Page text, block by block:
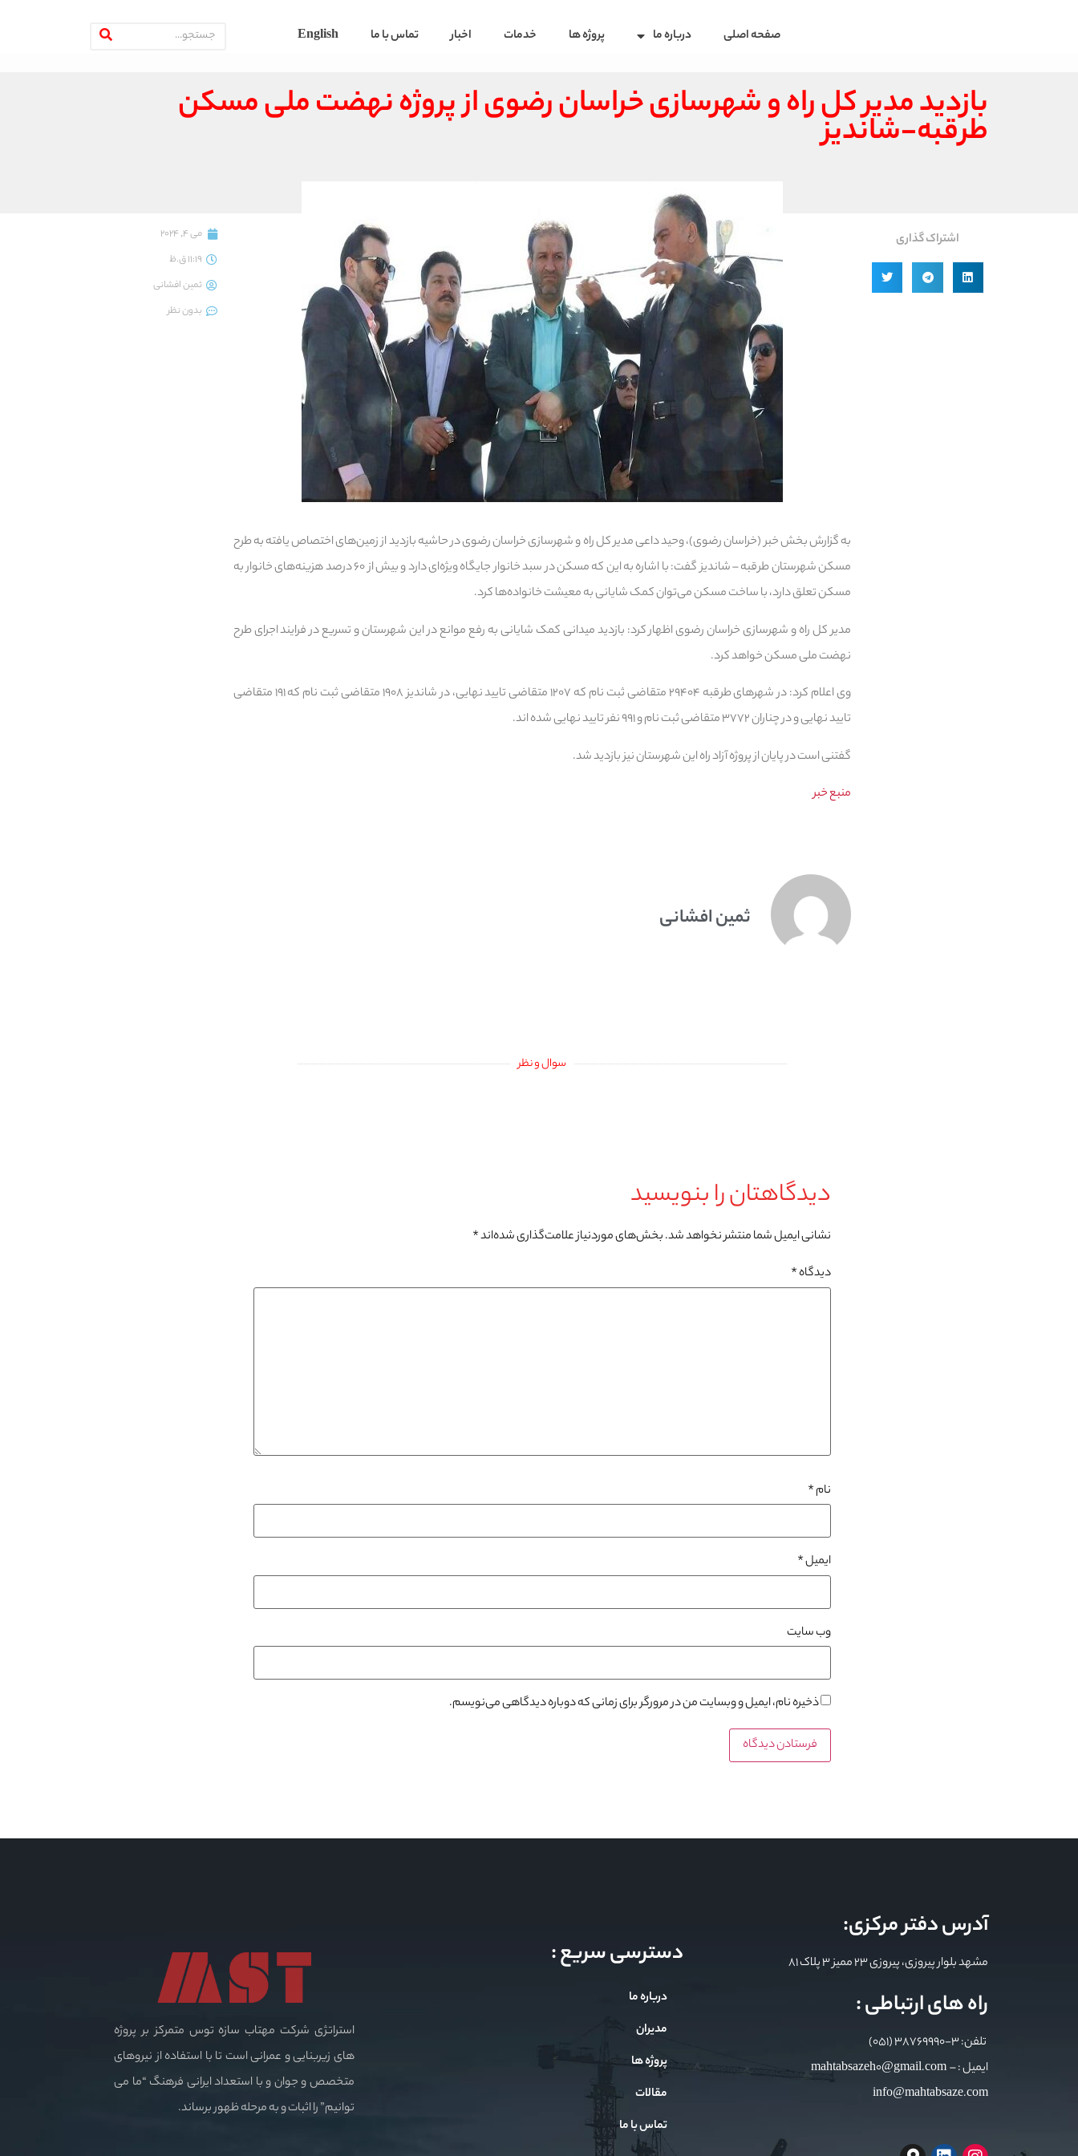
صفحه اصلی درباره ما پروژه ها خدمات اخبار تماس با ما English
بازدید مدیر کل راه و شهرسازی خراسان رضوی از پروژه نهضت ملی مسکن
طرقبه-شاندیز
اشتراک گذاری
به گزارش بخش خبر (خراسان رضوی)، وحید داعی مدیر کل راه و شهرسازی خراسان رضوی در حاشیه بازدید از زمین‌های اختصاص یافته به طرح
مسکن شهرستان طرقبه – شاندیز گفت: با اشاره به این که مسکن در سبد خانوار جایگاه ویژه‌ای دارد و بیش از ۶۰ درصد هزینه‌های خانوار به
مسکن تعلق دارد، با ساخت مسکن می‌توان کمک شایانی به معیشت خانواده‌ها کرد.
مدیر کل راه و شهرسازی خراسان رضوی اظهار کرد: بازدید میدانی کمک شایانی به رفع موانع در این شهرستان و تسریع در فرایند اجرای طرح
نهضت ملی مسکن خواهد کرد.
وی اعلام کرد: در شهرهای طرقبه ۲۹۴۰۴ متقاضی ثبت نام که ۱۲۰۷ متقاضی تایید نهایی، در شاندیز ۱۹۰۸ متقاضی ثبت نام که ۱۹۱ متقاضی
تایید نهایی و در چناران ۳۷۷۲ متقاضی ثبت نام و ۹۹۱ نفر تایید نهایی شده اند.
گفتنی است در پایان از پروژه آزاد راه این شهرستان نیز بازدید شد.
منبع خبر
ثمین افشانی
سوال و نظر
دیدگاهتان را بنویسید
نشانی ایمیل شما منتشر نخواهد شد.بخش‌های موردنیاز علامت‌گذاری شده‌اند*
دیدگاه*
نام*
ایمیل*
وب‌ سایت
ذخیره نام، ایمیل و وبسایت من در مرورگر برای زمانی که دوباره دیدگاهی می‌نویسم.
می 4, 2024
11:19 ق.ظ
ثمین افشانی
بدون نظر
آدرس دفتر مرکزی:
مشهد بلوار پیروزی، پیروزی 23 ممیز 3 پلاک 81
راه های ارتباطی :
تلفن: 3-38769990 (051)
ایمیل : mahtabsazeh0@gmail.com –
info@mahtabsaze.com
دسترسی سریع :
درباره ما
مدیران
پروژه ها
مقالات
تماس با ما
استراتژی شرکت مهتاب سازه توس متمرکز بر پروژه
های زیربنایی و عمرانی است تا با استفاده از نیروهای
متخصص و جوان و با استعداد ایرانی فرهنگ “ما می
توانیم” را اثبات و به مرحله ظهور برساند.